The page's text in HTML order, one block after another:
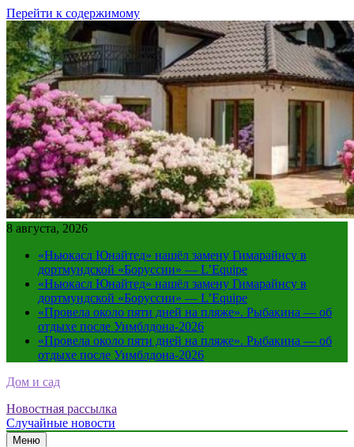
Перейти к содержимому
8 августа, 2026
«Ньюкасл Юнайтед» нашёл замену Гимарайнсу в
дортмундской «Боруссии» — L’Equipe
«Ньюкасл Юнайтед» нашёл замену Гимарайнсу в
дортмундской «Боруссии» — L’Equipe
«Провела около пяти дней на пляже». Рыбакина — об
отдыхе после Уимблдона-2026
«Провела около пяти дней на пляже». Рыбакина — об
отдыхе после Уимблдона-2026
Дом и сад
Новостная рассылка
Случайные новости
Меню